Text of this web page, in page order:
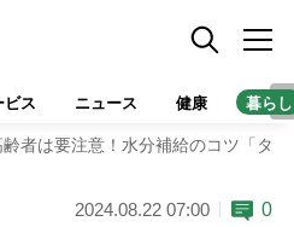
ビス ニュース 健康 暮らし
齢者は要注意！水分補給のコツ「タ
2024.08.22 07:00 0